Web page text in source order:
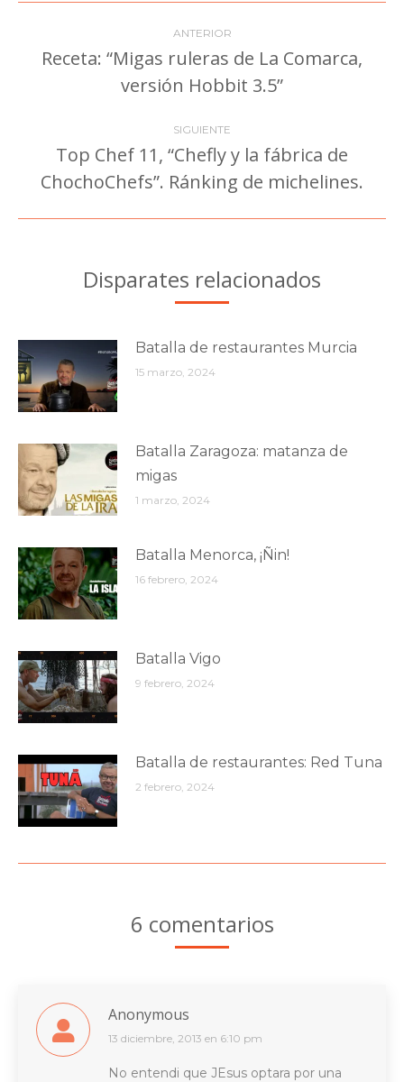
Navegación
entre
publicaciones
ANTERIOR
Receta: “Migas ruleras de La Comarca,
versión Hobbit 3.5”
SIGUIENTE
Publicación
siguiente:
Top Chef 11, “Chefly y la fábrica de
ChochoChefs”. Ránking de michelines.
Disparates relacionados
Batalla de restaurantes Murcia
15 marzo, 2024
Batalla Zaragoza: matanza de
migas
1 marzo, 2024
Batalla Menorca, ¡Ñin!
16 febrero, 2024
Batalla Vigo
9 febrero, 2024
Batalla de restaurantes: Red Tuna
2 febrero, 2024
6 comentarios
Anonymous
dice:
13 diciembre, 2013 en 6:10 pm
No entendi que JEsus optara por una